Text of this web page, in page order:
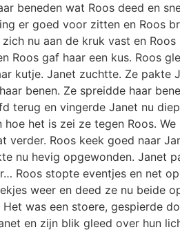
beneden wat Roos deed en
er goed voor zitten en Roos
nu aan de kruk vast en
gaf haar een kus. Roos
kutje. Janet zuchtte. Ze pakte
benen. Ze spreidde haar
terug en vingerde Janet nu
het is zei ze tegen Roos.
Roos keek goed naar
nu hevig opgewonden. Janet
Roos stopte eventjes en net
weer en deed ze nu beide
was een stoere, gespierde
en zijn blik gleed over hun